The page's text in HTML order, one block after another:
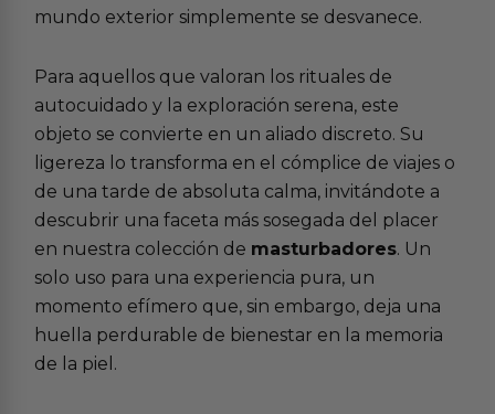
mundo exterior simplemente se desvanece.
Para aquellos que valoran los rituales de
autocuidado y la exploración serena, este
objeto se convierte en un aliado discreto. Su
ligereza lo transforma en el cómplice de viajes o
de una tarde de absoluta calma, invitándote a
descubrir una faceta más sosegada del placer
en nuestra colección de masturbadores. Un
solo uso para una experiencia pura, un
momento efímero que, sin embargo, deja una
huella perdurable de bienestar en la memoria
de la piel.